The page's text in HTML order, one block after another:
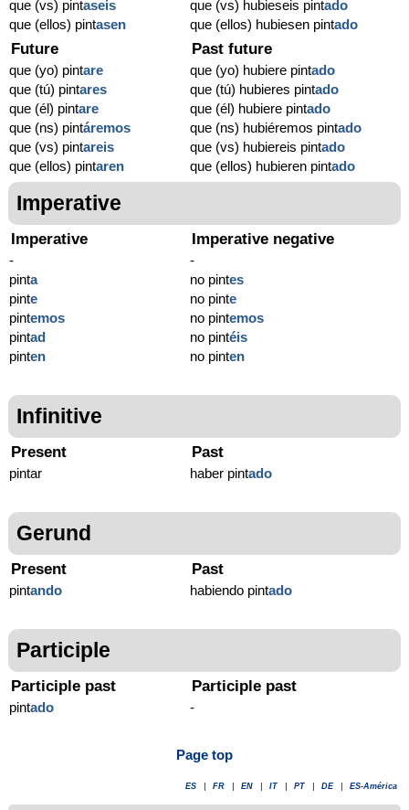
que (vs) pintaseis
que (ellos) pintasen
que (vs) hubieseis pintado
que (ellos) hubiesen pintado
Future
que (yo) pintare
que (tú) pintares
que (él) pintare
que (ns) pintáremos
que (vs) pintareis
que (ellos) pintaren
Past future
que (yo) hubiere pintado
que (tú) hubieres pintado
que (él) hubiere pintado
que (ns) hubiéremos pintado
que (vs) hubiereis pintado
que (ellos) hubieren pintado
Imperative
Imperative
-
pinta
pinte
pintemos
pintad
pinten
Imperative negative
-
no pintes
no pinte
no pintemos
no pintéis
no pinten
Infinitive
Present
pintar
Past
haber pintado
Gerund
Present
pintando
Past
habiendo pintado
Participle
Participle past
pintado
Participle past
-
Page top
ES FR EN IT PT DE ES-América